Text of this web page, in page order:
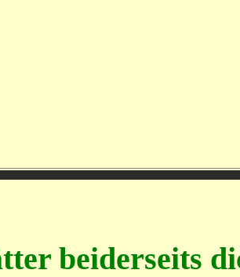
beiderseits